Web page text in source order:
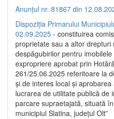
Anunțul nr. 81867 din
Dispoziția Primarului
02.09.2025 - constituirea
proprietate sau a altor drepturi
despăgubirilor pentru
expropriere aprobat prin
261/25.06.2025 referitoare la
și de interes local și
lucrarea de utilitate publică de
parcare supraetajată, situată
municipiul Slatina, județul Olt”